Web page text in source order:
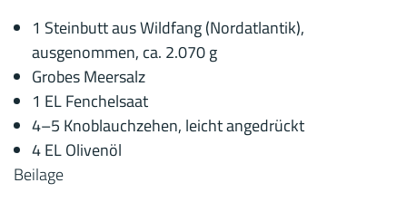
1 Steinbutt aus Wildfang (Nordatlantik),
ausgenommen, ca. 2.070 g
Grobes Meersalz
1 EL Fenchelsaat
4–5 Knoblauchzehen, leicht angedrückt
4 EL Olivenöl
Beilage